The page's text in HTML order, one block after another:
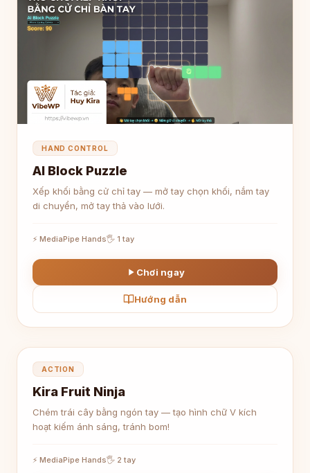
HAND CONTROL
AI Block Puzzle
Xếp khối bằng cử chỉ tay — mở tay chọn khối, nắm tay
di chuyển, mở tay thả vào lưới.
⚡ MediaPipe Hands🖐 1 tay
Chơi ngay
Hướng dẫn
🍉
ACTION
Kira Fruit Ninja
Chém trái cây bằng ngón tay — tạo hình chữ V kích
hoạt kiếm ánh sáng, tránh bom!
⚡ MediaPipe Hands🖐 2 tay